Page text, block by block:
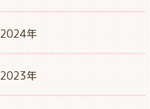
2024年
2023年